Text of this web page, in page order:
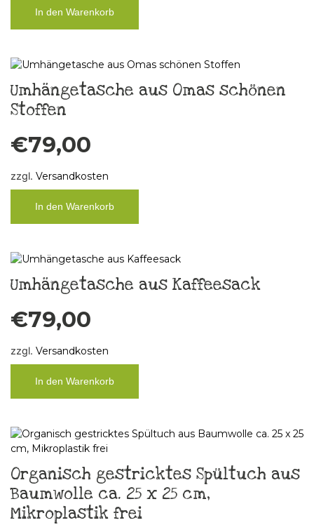
In den Warenkorb
Umhängetasche aus Omas schönen
Stoffen
€79,00
zzgl. Versandkosten
In den Warenkorb
Umhängetasche aus Kaffeesack
€79,00
zzgl. Versandkosten
In den Warenkorb
Organisch gestricktes Spültuch aus
Baumwolle ca. 25 x 25 cm,
Mikroplastik frei